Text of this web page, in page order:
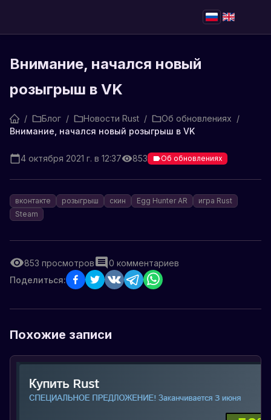
Внимание, начался новый
розыгрыш в VK
/ Блог / Новости Rust / Об обновлениях /
Внимание, начался новый розыгрыш в VK
4 октября 2021 г. в 12:37 853 Об обновлениях
вконтакте розыгрыш скин Egg Hunter AR
игра Rust
Steam
853 просмотров 0 комментариев
Поделиться:
Похожие записи